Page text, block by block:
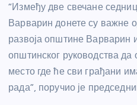
“Између две свечане
Варварин донете су важне
развоја општине Варварин
општинског руководства
место где ће сви грађани
рада”, поручио је